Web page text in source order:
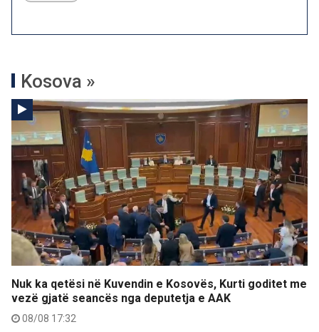
Kosova »
Nuk ka qetësi në Kuvendin e Kosovës, Kurti goditet me
vezë gjatë seancës nga deputetja e AAK
08/08 17:32